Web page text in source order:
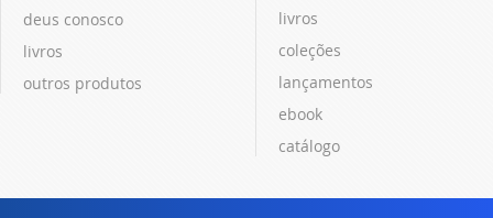
deus conosco
livros
outros produtos
livros
coleções
lançamentos
ebook
catálogo